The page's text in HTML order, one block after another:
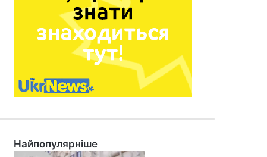
Найпопулярніше